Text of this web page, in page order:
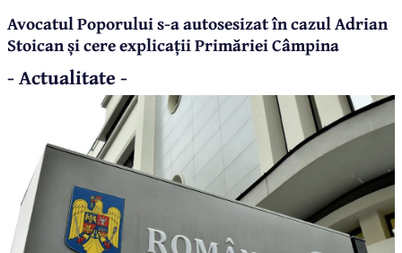
Avocatul Poporului s-a autosesizat în cazul Adrian
Stoican și cere explicații Primăriei Câmpina
- Actualitate -